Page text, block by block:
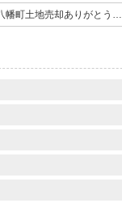
[小山市八幡町土地売却ありがとうございます] 次の記事 ＞